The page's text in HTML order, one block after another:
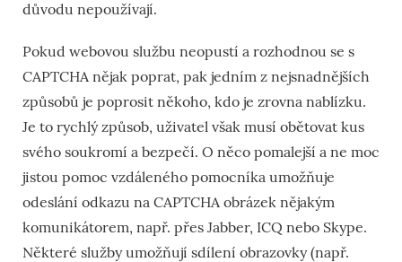
důvodu nepoužívají.
Pokud webovou službu neopustí a rozhodnou se s
CAPTCHA nějak poprat, pak jedním z nejsnadnějších
způsobů je poprosit někoho, kdo je zrovna nablízku.
Je to rychlý způsob, uživatel však musí obětovat kus
svého soukromí a bezpečí. O něco pomalejší a ne moc
jistou pomoc vzdáleného pomocníka umožňuje
odeslání odkazu na CAPTCHA obrázek nějakým
komunikátorem, např. přes Jabber, ICQ nebo Skype.
Některé služby umožňují sdílení obrazovky (např.